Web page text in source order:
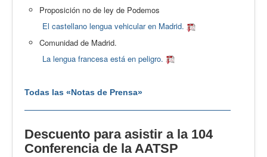
Proposición no de ley de Podemos
El castellano lengua vehicular en Madrid.
Comunidad de Madrid.
La lengua francesa está en peligro.
Todas las «Notas de Prensa»
Descuento para asistir a la 104
Conferencia de la AATSP